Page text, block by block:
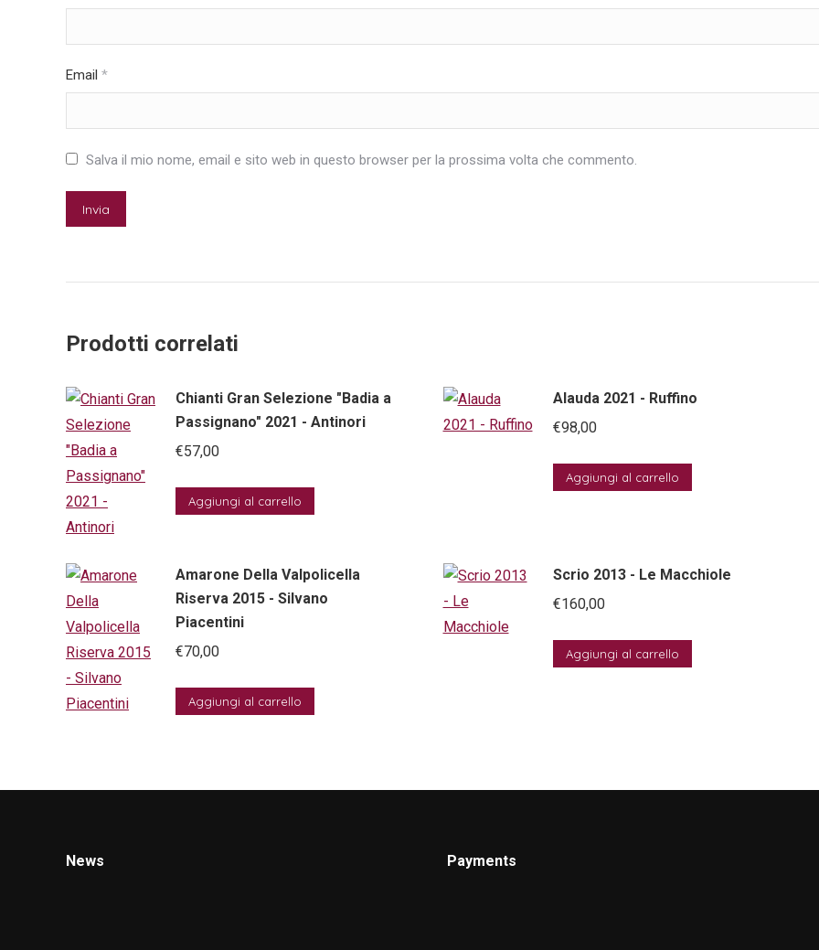
Email *
Salva il mio nome, email e sito web in questo browser per la prossima volta che commento.
Prodotti correlati
Chianti Gran Selezione "Badia a
Passignano" 2021 - Antinori
€57,00
Aggiungi al carrello
Alauda 2021 - Ruffino
€98,00
Aggiungi al carrello
Amarone Della Valpolicella
Riserva 2015 - Silvano
Piacentini
€70,00
Aggiungi al carrello
Scrio 2013 - Le Macchiole
€160,00
Aggiungi al carrello
News Payments